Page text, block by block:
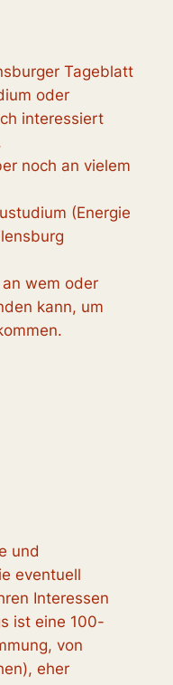
Tageblatt
oder
interessiert
noch an vielem
(Energie
wem oder
kann, um
und
eventuell
Interessen
ist eine 100-
von
eher